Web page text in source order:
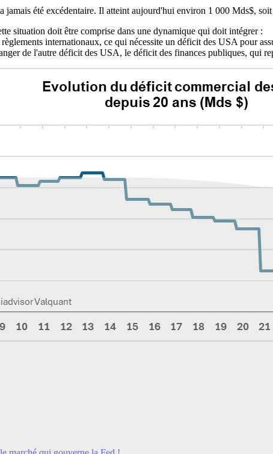
jamais été excédentaire. Il atteint aujourd'hui environ 1 000 Mds$,
situation doit être comprise dans une dynamique qui doit intégrer :
internationaux, ce qui nécessite un déficit des USA pour
de l'autre déficit des USA, le déficit des finances publiques, qui